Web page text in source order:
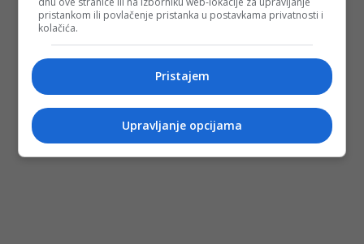
pristankom ili povlačenje pristanka u postavkama privatnosti i
kolačića.
Pristajem
Upravljanje opcijama